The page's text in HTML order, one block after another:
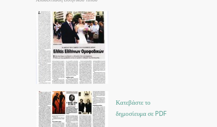
Κατεβάστε το
δημοσίευμα σε PDF